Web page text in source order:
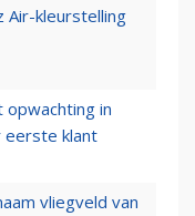
Air-kleurstelling
opwachting in
eerste klant
vliegveld van